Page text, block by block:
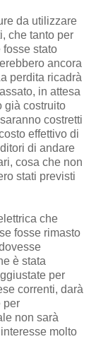
da utilizzare
che tanto per
stato
ancora
perdita ricadrà
in attesa
già costruito
costretti
effettivo di
di andare
cosa che non
stati previsti
che
fosse rimasto
è stata
per
correnti, darà
per
non sarà
molto